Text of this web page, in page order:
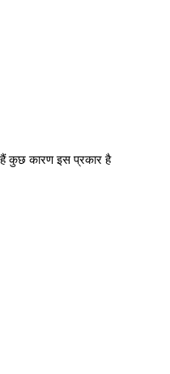
कुछ कारण इस प्रकार है